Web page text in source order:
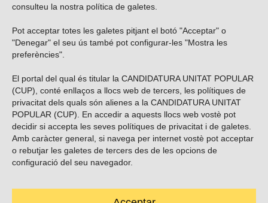
consulteu la nostra política de galetes
Pot acceptar totes les galetes pitjant el botó "Acceptar" o
"Denegar" el seu ús també pot configurar-les "Mostra les
preferències".
El portal del qual és titular la CANDIDATURA UNITAT POPULAR
(CUP), conté enllaços a llocs web de tercers, les polítiques de
privacitat dels quals són alienes a la CANDIDATURA UNITAT
POPULAR (CUP). En accedir a aquests llocs web vostè pot
decidir si accepta les seves polítiques de privacitat i de galetes.
Amb caràcter general, si navega per internet vostè pot acceptar
o rebutjar les galetes de tercers des de les opcions de
configuració del seu navegador.
Vols subscriure’t al nostre butlletí?
ENVIAR
Troba’ns a les xarxes socials